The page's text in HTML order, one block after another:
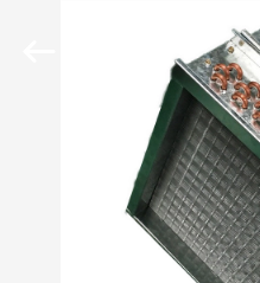
PRODUKTE